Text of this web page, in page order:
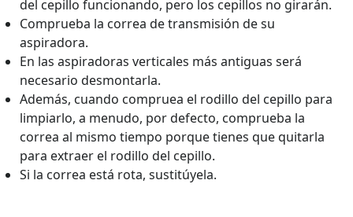
del cepillo funcionando, pero los cepillos no girarán.
Comprueba la correa de transmisión de su
aspiradora.
En las aspiradoras verticales más antiguas será
necesario desmontarla.
Además, cuando compruea el rodillo del cepillo para
limpiarlo, a menudo, por defecto, comprueba la
correa al mismo tiempo porque tienes que quitarla
para extraer el rodillo del cepillo.
Si la correa está rota, sustitúyela.